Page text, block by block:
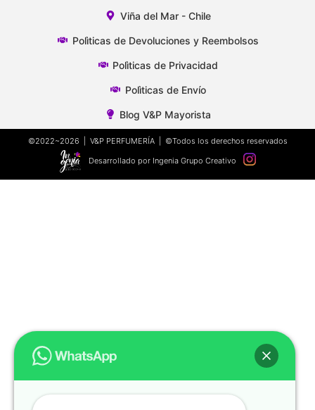
Viña del Mar - Chile
Polìticas de Devoluciones y Reembolsos
Polìticas de Privacidad
Polìticas de Envío
Blog V&P Mayorista
©2022~2026 | V&P PERFUMERÍA | ©Todos los derechos reservados
Desarrollado por Ingenia Grupo Creativo